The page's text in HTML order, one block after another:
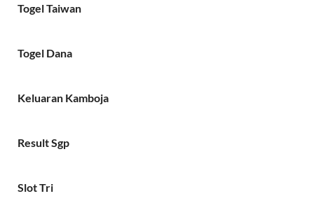
Togel Taiwan
Togel Dana
Keluaran Kamboja
Result Sgp
Slot Tri